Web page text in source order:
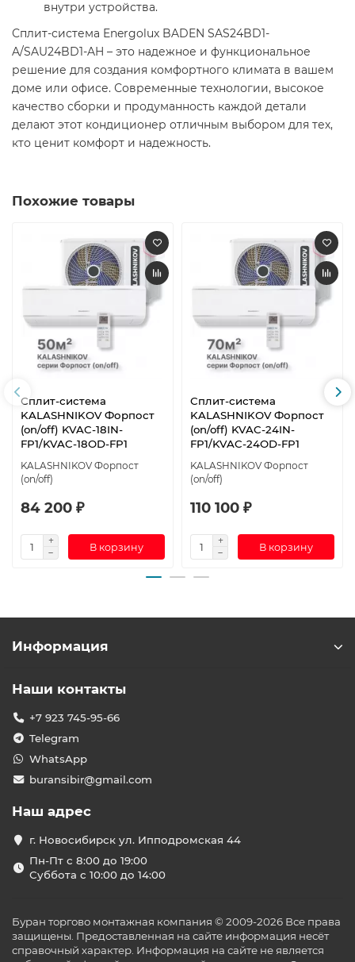
внутри устройства.​
Сплит-система Energolux BADEN SAS24BD1-
A/SAU24BD1-AH – это надежное и функциональное
решение для создания комфортного климата в вашем
доме или офисе. Современные технологии, высокое
качество сборки и продуманность каждой детали
делают этот кондиционер отличным выбором для тех,
кто ценит комфорт и надежность.​
Похожие товары
Сплит-система
KALASHNIKOV Форпост
(on/off) KVAC-18IN-
FP1/KVAC-18OD-FP1
KALASHNIKOV Форпост
(on/off)
84 200 ₽
В корзину
Сплит-система
KALASHNIKOV Форпост
(on/off) KVAC-24IN-
FP1/KVAC-24OD-FP1
KALASHNIKOV Форпост
(on/off)
110 100 ₽
В корзину
Информация
Наши контакты
+7 923 745-95-66
Telegram
WhatsApp
buransibir@gmail.com
Наш адрес
г. Новосибирск ул. Ипподромская 44
Пн-Пт с 8:00 до 19:00
Суббота с 10:00 до 14:00
Буран торгово монтажная компания © 2009-2026 Все права
защищены. Предоставленная на сайте информация несёт
справочный характер. Информация на сайте не является